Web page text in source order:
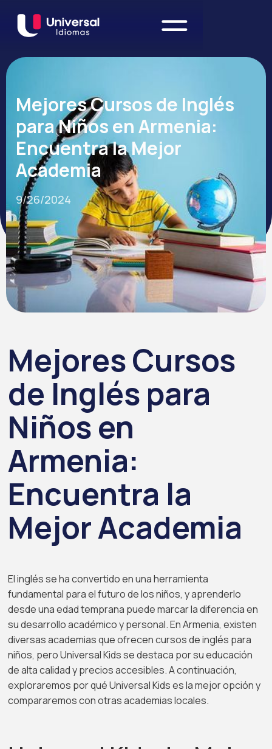
Mejores Cursos de Inglés
para Niños en Armenia:
Encuentra la Mejor
Academia
9/26/2024
Mejores Cursos
de Inglés para
Niños en
Armenia:
Encuentra la
Mejor Academia
El inglés se ha convertido en una herramienta
fundamental para el futuro de los niños, y aprenderlo
desde una edad temprana puede marcar la diferencia en
su desarrollo académico y personal. En Armenia, existen
diversas academias que ofrecen cursos de inglés para
niños, pero Universal Kids se destaca por su educación
de alta calidad y precios accesibles. A continuación,
exploraremos por qué Universal Kids es la mejor opción y
compararemos con otras academias locales.